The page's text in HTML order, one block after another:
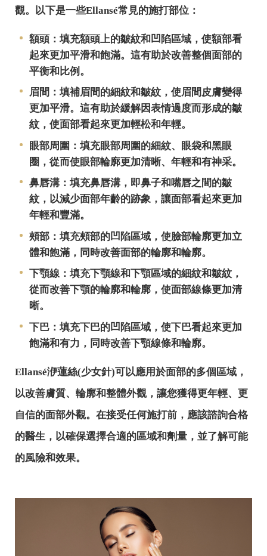
觀。以下是一些Ellansé常見的施打部位：
額頭：填充額頭上的皺紋和凹陷區域，使額部看
起來更加平滑和飽滿。這有助於改善整個面部的
平衡和比例。
眉間：填補眉間的細紋和皺紋，使眉間皮膚變得
更加平滑。這有助於緩解因表情過度而形成的皺
紋，使面部看起來更加輕松和年輕。
眼部周圍：填充眼部周圍的細紋、眼袋和黑眼
圈，從而使眼部輪廓更加清晰、年輕和有神采。
鼻唇溝：填充鼻唇溝，即鼻子和嘴唇之間的皺
紋，以減少面部年齡的跡象，讓面部看起來更加
年輕和豐滿。
頰部：填充頰部的凹陷區域，使臉部輪廓更加立
體和飽滿，同時改善面部的輪廓和輪廓。
下顎線：填充下顎線和下顎區域的細紋和皺紋，
從而改善下顎的輪廓和輪廓，使面部線條更加清
晰。
下巴：填充下巴的凹陷區域，使下巴看起來更加
飽滿和有力，同時改善下顎線條和輪廓。
Ellansé洢蓮絲(少女針)可以應用於面部的多個區域，
以改善膚質、輪廓和整體外觀，讓您獲得更年輕、更
自信的面部外觀。在接受任何施打前，應該諮詢合格
的醫生，以確保選擇合適的區域和劑量，並了解可能
的風險和效果。